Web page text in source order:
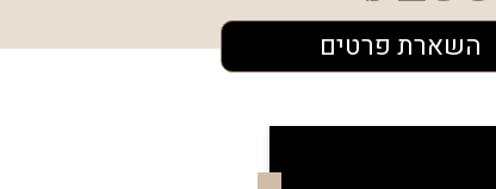
השארת פרטים